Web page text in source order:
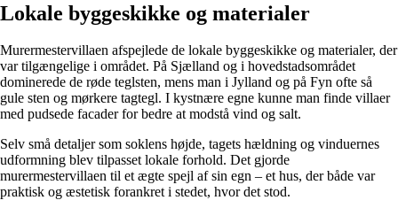
Lokale byggeskikke og materialer
Murermestervillaen afspejlede de lokale byggeskikke og materialer, der
var tilgængelige i området. På Sjælland og i hovedstadsområdet
dominerede de røde teglsten, mens man i Jylland og på Fyn ofte så
gule sten og mørkere tagtegl. I kystnære egne kunne man finde villaer
med pudsede facader for bedre at modstå vind og salt.
Selv små detaljer som soklens højde, tagets hældning og vinduernes
udformning blev tilpasset lokale forhold. Det gjorde
murermestervillaen til et ægte spejl af sin egn – et hus, der både var
praktisk og æstetisk forankret i stedet, hvor det stod.